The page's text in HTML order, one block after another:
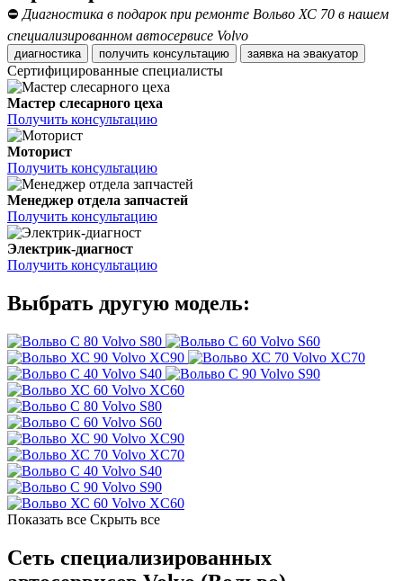
⛔ Диагностика в подарок при ремонте Вольво ХС 70 в нашем
специализированном автосервисе Volvo
диагностика получить консультацию заявка на эвакуатор
Сертифицированные специалисты
Мастер слесарного цеха
Получить консультацию
Моторист
Получить консультацию
Менеджер отдела запчастей
Получить консультацию
Электрик-диагност
Получить консультацию
Выбрать другую модель:
Volvo S80
Volvo S60
Volvo XC90
Volvo XC70
Volvo S40
Volvo S90
Volvo XC60
Volvo S80
Volvo S60
Volvo XC90
Volvo XC70
Volvo S40
Volvo S90
Volvo XC60
Показать все Скрыть все
Сеть специализированных